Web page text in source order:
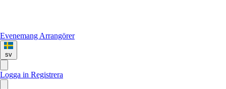
Evenemang Arrangörer
sv
Logga in Registrera